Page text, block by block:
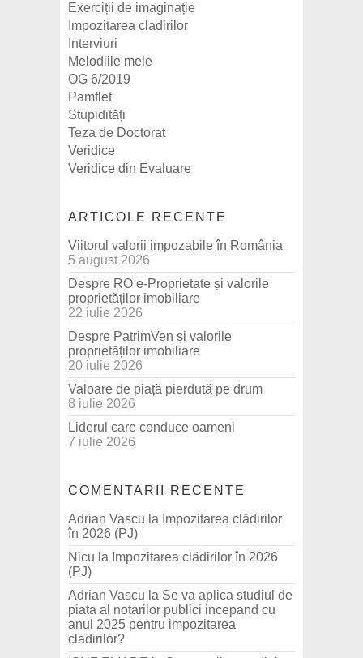
Exerciții de imaginație
Impozitarea cladirilor
Interviuri
Melodiile mele
OG 6/2019
Pamflet
Stupidități
Teza de Doctorat
Veridice
Veridice din Evaluare
ARTICOLE RECENTE
Viitorul valorii impozabile în România
5 august 2026
Despre RO e-Proprietate și valorile
proprietăților imobiliare
22 iulie 2026
Despre PatrimVen și valorile
proprietăților imobiliare
20 iulie 2026
Valoare de piață pierdută pe drum
8 iulie 2026
Liderul care conduce oameni
7 iulie 2026
COMENTARII RECENTE
Adrian Vascu la Impozitarea clădirilor
în 2026 (PJ)
Nicu la Impozitarea clădirilor în 2026
(PJ)
Adrian Vascu la Se va aplica studiul de
piata al notarilor publici incepand cu
anul 2025 pentru impozitarea
cladirilor?